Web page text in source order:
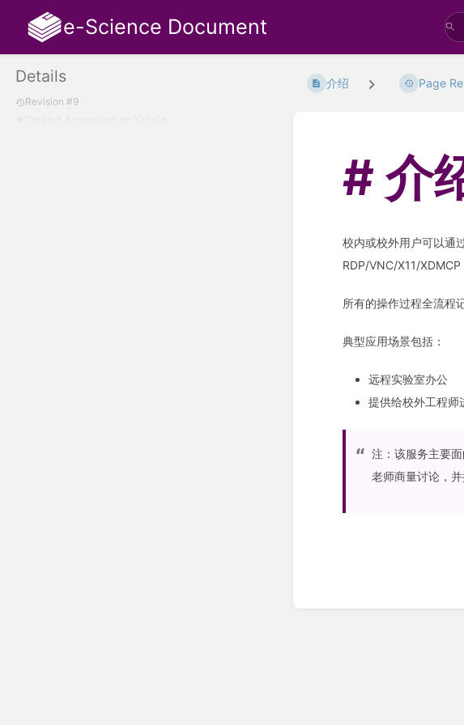
e-Science Document
Details
Revision #9
Yao Ge
介绍 Page
介
校内或校外用户可以通
RDP/VNC/X11/
所有的操作过程全流程
典型应用场景包括：
远程实验室办公
提供给校外工程师
注：该服务主要
老师商量讨论，并